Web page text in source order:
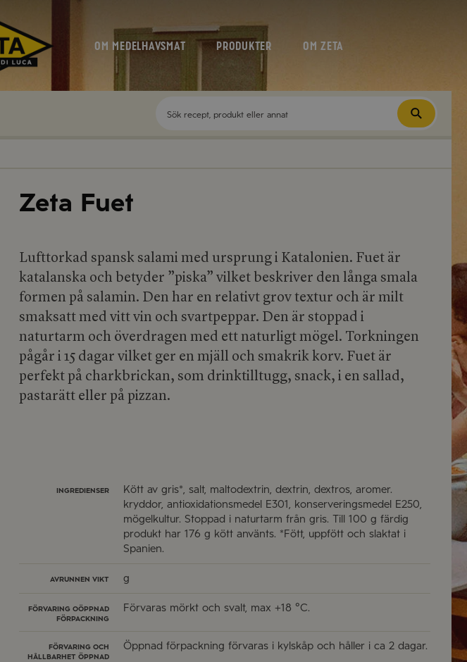
OM MEDELHAVSMAT PRODUKTER OM ZETA
Zeta Fuet
Lufttorkad spansk salami med ursprung i Katalonien. Fuet är
katalanska och betyder ”piska” vilket beskriver den långa smala
formen på salamin. Den har en relativt grov textur och är milt
smaksatt med vitt vin och svartpeppar. Den är stoppad i
naturtarm och överdragen med ett naturligt mögel. Torkningen
pågår i 15 dagar vilket ger en mjäll och smakrik korv. Fuet är
perfekt på charkbrickan, som drinktilltugg, snack, i en sallad,
pastarätt eller på pizzan.
INGREDIENSER
Kött av gris*, salt, maltodextrin, dextrin, dextros, aromer.
kryddor, antioxidationsmedel E301, konserveringsmedel E250,
mögelkultur. Stoppad i naturtarm från gris. Till 100 g färdig
produkt har 176 g kött använts. *Fött, uppfött och slaktat i
Spanien.
AVRUNNEN VIKT g
FÖRVARING OÖPPNAD
FÖRPACKNING
Förvaras mörkt och svalt, max +18 °C.
FÖRVARING OCH
HÅLLBARHET ÖPPNAD
Öppnad förpackning förvaras i kylskåp och håller i ca 2 dagar.